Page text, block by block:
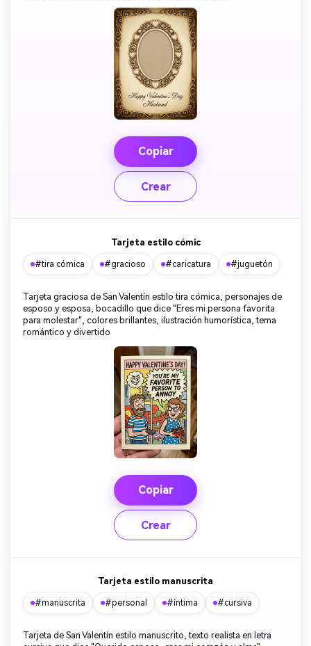
Copiar
Crear
Tarjeta estilo cómic
#tira cómica #gracioso #caricatura #juguetón
Tarjeta graciosa de San Valentín estilo tira cómica, personajes de
esposo y esposa, bocadillo que dice "Eres mi persona favorita
para molestar", colores brillantes, ilustración humorística, tema
romántico y divertido
Copiar
Crear
Tarjeta estilo manuscrita
#manuscrita #personal #íntima #cursiva
Tarjeta de San Valentín estilo manuscrito, texto realista en letra
Crea imágenes IA
ilimitadas. 100 %